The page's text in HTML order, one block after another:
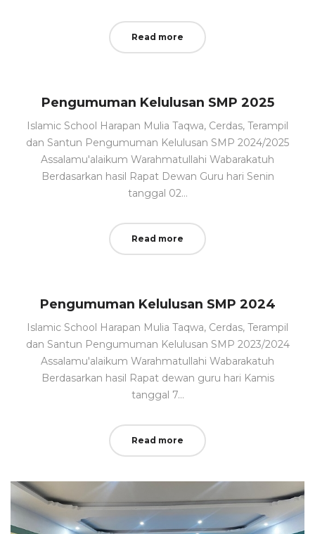
Read more
Pengumuman Kelulusan SMP 2025
Islamic School Harapan Mulia Taqwa, Cerdas, Terampil
dan Santun Pengumuman Kelulusan SMP 2024/2025
Assalamu'alaikum Warahmatullahi Wabarakatuh
Berdasarkan hasil Rapat Dewan Guru hari Senin
tanggal 02…
Read more
Pengumuman Kelulusan SMP 2024
Islamic School Harapan Mulia Taqwa, Cerdas, Terampil
dan Santun Pengumuman Kelulusan SMP 2023/2024
Assalamu'alaikum Warahmatullahi Wabarakatuh
Berdasarkan hasil Rapat dewan guru hari Kamis
tanggal 7…
Read more